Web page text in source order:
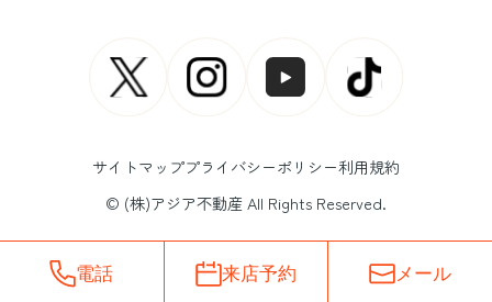
サイトマッププライバシーポリシー利用規約
© (株)アジア不動産 All Rights Reserved.
電話 来店予約 メール